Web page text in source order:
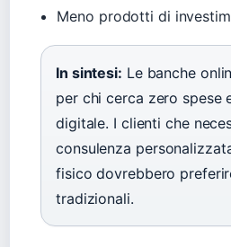
Meno prodotti di
In sintesi: Le banche
per chi cerca zero spese
digitale. I clienti che
consulenza
fisico dovrebbero
tradizionali.